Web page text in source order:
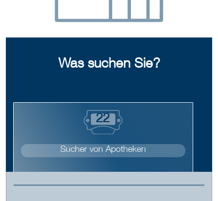
Was suchen Sie?
22
Sucher von Apotheken